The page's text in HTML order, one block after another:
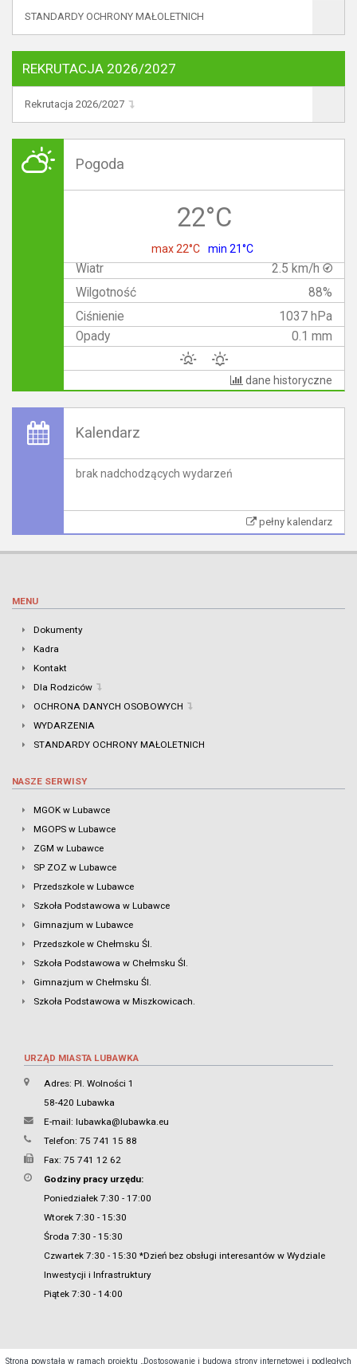
STANDARDY OCHRONY MAŁOLETNICH
REKRUTACJA 2026/2027
Rekrutacja 2026/2027
Pogoda
22°C
max 22°C min 21°C
Wiatr
2.5 km/h
Wilgotność
88%
Ciśnienie
1037 hPa
Opady
0.1 mm
dane historyczne
Kalendarz
brak nadchodzących wydarzeń
pełny kalendarz
MENU
Dokumenty
Kadra
Kontakt
Dla Rodziców
OCHRONA DANYCH OSOBOWYCH
WYDARZENIA
STANDARDY OCHRONY MAŁOLETNICH
NASZE SERWISY
MGOK w Lubawce
MGOPS w Lubawce
ZGM w Lubawce
SP ZOZ w Lubawce
Przedszkole w Lubawce
Szkoła Podstawowa w Lubawce
Gimnazjum w Lubawce
Przedszkole w Chełmsku Śl.
Szkoła Podstawowa w Chełmsku Śl.
Gimnazjum w Chełmsku Śl.
Szkoła Podstawowa w Miszkowicach.
URZĄD MIASTA LUBAWKA
Adres: Pl. Wolności 1
58-420 Lubawka
E-mail: lubawka@lubawka.eu
Telefon: 75 741 15 88
Fax: 75 741 12 62
Godziny pracy urzędu:
Poniedziałek 7:30 - 17:00
Wtorek 7:30 - 15:30
Środa 7:30 - 15:30
Czwartek 7:30 - 15:30 *Dzień bez obsługi interesantów w Wydziale
Inwestycji i Infrastruktury
Piątek 7:30 - 14:00
Strona powstała w ramach projektu „Dostosowanie i budowa strony internetowej i podległych